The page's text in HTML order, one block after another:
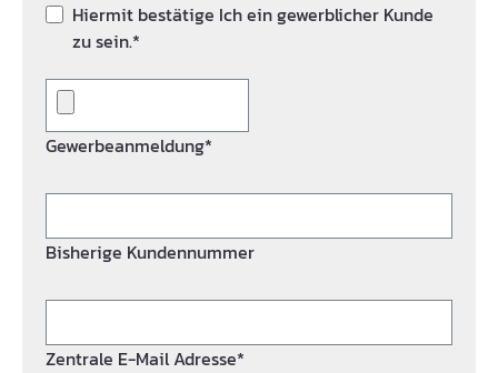
Hiermit bestätige Ich ein gewerblicher Kunde
zu sein.*
Gewerbeanmeldung*
Bisherige Kundennummer
Zentrale E-Mail Adresse*